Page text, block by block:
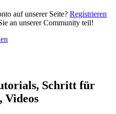
auf unserer Seite? Registrieren
an unserer Community teil!
Schritt für
Videos